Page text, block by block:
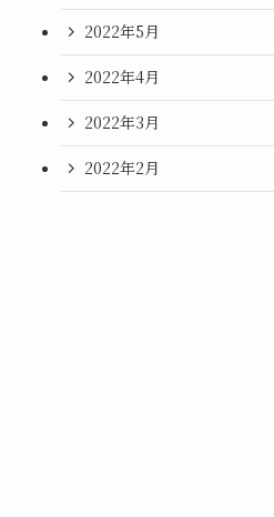
2022年5月
2022年4月
2022年3月
2022年2月